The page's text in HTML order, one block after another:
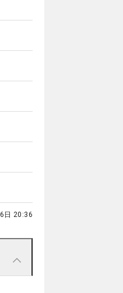
日 20:36